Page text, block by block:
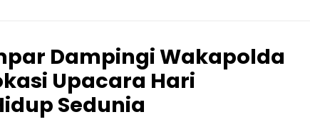
Dampingi Wakapolda
Upacara Hari
Sedunia